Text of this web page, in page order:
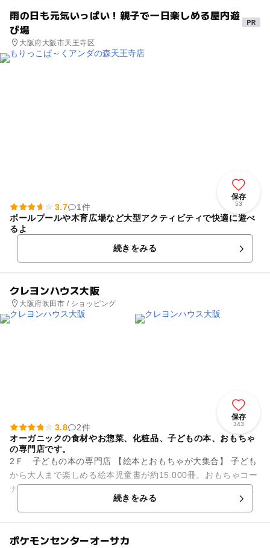
雨の日も元気いっぱい！親子で一日楽しめる屋内遊
び場
大阪府大阪市天王寺区
保存
53
3.7
1件
ボールプールや木育広場など大型アクティビティで快適に遊べ
るよ
続きをみる
クレヨンハウス大阪
大阪府吹田市 / ショッピング
保存
343
3.8
2件
オーガニックの食材やお惣菜、化粧品、子どもの本、おもちゃ
の専門店です。
2Ｆ 子どもの本の専門店 【絵本とおもちゃが大集合】 子ども
から大人まで楽しめる絵本児童書が約15.000冊。おもちゃコー
ナーでは、厳選した世界から集めたおもちゃが並んでいます。
続きをみる
ポケモンセンターオーサカ